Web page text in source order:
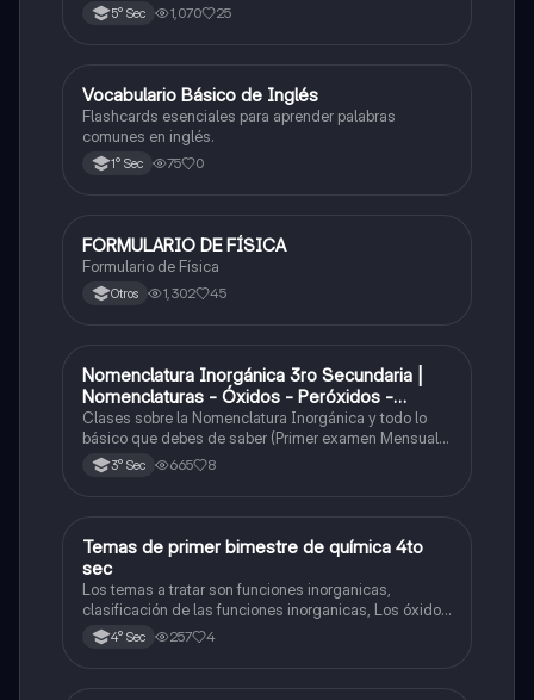
5° Sec 1,070 25
VInglés
Vocabulario Básico de Inglés
Flashcards esenciales para aprender palabras
comunes en inglés.
1° Sec 75 0
Física
FORMULARIO DE FÍSICA
Formulario de Física
Otros 1,302 45
Química
Nomenclatura Inorgánica 3ro Secundaria |
Nomenclaturas - Óxidos - Peróxidos -
Hidróxido o Bases
Clases sobre la Nomenclatura Inorgánica y todo lo
básico que debes de saber (Primer examen Mensual
2025)3° Sec 665 8
Química
Temas de primer bimestre de química 4to
sec
Los temas a tratar son funciones inorganicas,
clasificación de las funciones inorganicas, Los óxidos
y los óxidos ácidos
4° Sec 257 4